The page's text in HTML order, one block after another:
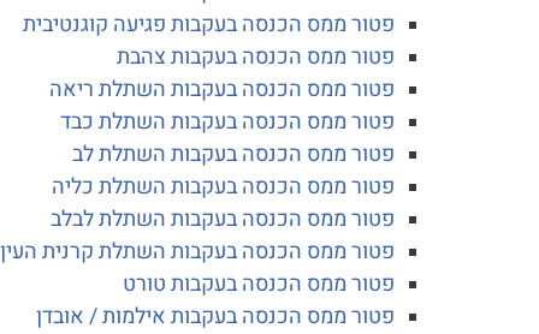
פטור ממס הכנסה בעקבות פגיעה קוגנטיבית
פטור ממס הכנסה בעקבות צהבת
פטור ממס הכנסה בעקבות השתלת ריאה
פטור ממס הכנסה בעקבות השתלת כבד
פטור ממס הכנסה בעקבות השתלת לב
פטור ממס הכנסה בעקבות השתלת כליה
פטור ממס הכנסה בעקבות השתלת לבלב
פטור ממס הכנסה בעקבות השתלת קרנית העין
פטור ממס הכנסה בעקבות טורט
פטור ממס הכנסה בעקבות אילמות / אובדן